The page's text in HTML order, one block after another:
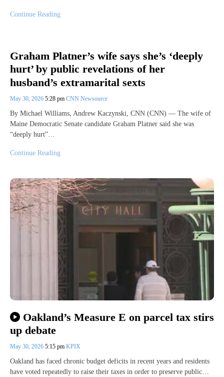
Continue Reading
Graham Platner’s wife says she’s ‘deeply
hurt’ by public revelations of her
husband’s extramarital sexts
May 30, 2026 5:28 pm CNN Newsource
By Michael Williams, Andrew Kaczynski, CNN (CNN) — The wife of
Maine Democratic Senate candidate Graham Platner said she was
“deeply hurt”…
Continue Reading
Oakland’s Measure E on parcel tax stirs
up debate
May 30, 2026 5:15 pm KPIX
Oakland has faced chronic budget deficits in recent years and residents
have voted repeatedly to raise their taxes in order to preserve public…